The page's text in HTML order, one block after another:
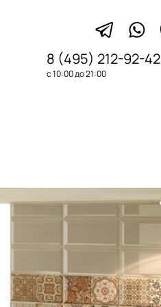
8 (495) 212-92-42
с 10:00 до 21:00